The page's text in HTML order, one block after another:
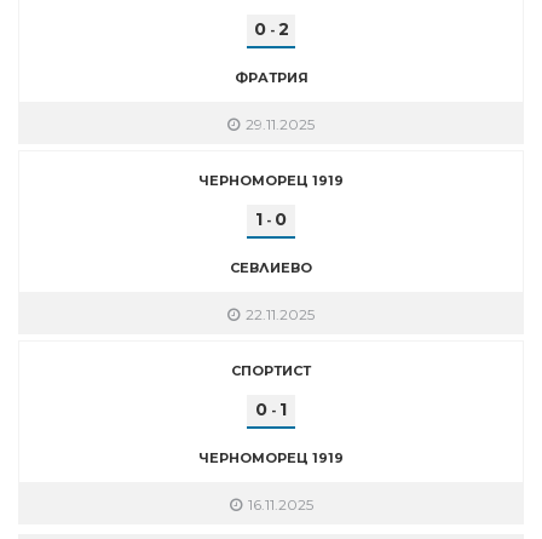
0- 2
ФРАТРИЯ
29.11.2025
ЧЕРНОМОРЕЦ 1919
1 - 0
СЕВЛИЕВО
22.11.2025
СПОРТИСТ
0 - 1
ЧЕРНОМОРЕЦ 1919
16.11.2025